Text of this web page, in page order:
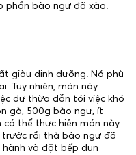
phần bào ngư đã xào.
giàu dinh dưỡng. Nó phù
Tuy nhiên, món này
dư thừa dẫn tới việc khó
gà, 500g bào ngư, ít
có thể thực hiện món này.
trước rồi thả bào ngư đã
hành và đặt bếp đun